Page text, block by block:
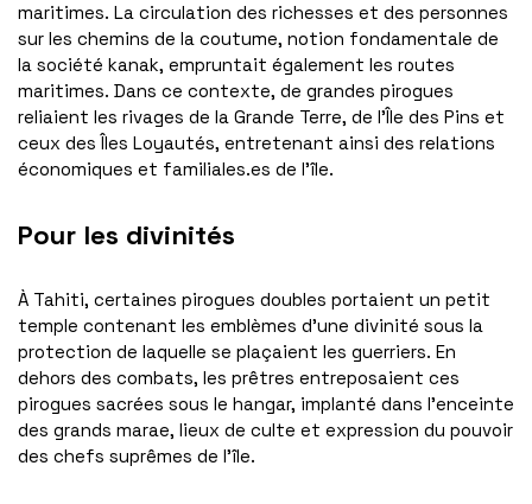
maritimes. La circulation des richesses et des personnes
sur les chemins de la coutume, notion fondamentale de
la société kanak, empruntait également les routes
maritimes. Dans ce contexte, de grandes pirogues
reliaient les rivages de la Grande Terre, de l’Île des Pins et
ceux des Îles Loyautés, entretenant ainsi des relations
économiques et familiales.es de l’île.
Pour les divinités
À Tahiti, certaines pirogues doubles portaient un petit
temple contenant les emblèmes d’une divinité sous la
protection de laquelle se plaçaient les guerriers. En
dehors des combats, les prêtres entreposaient ces
pirogues sacrées sous le hangar, implanté dans l’enceinte
des grands marae, lieux de culte et expression du pouvoir
des chefs suprêmes de l’île.